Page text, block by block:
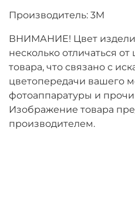
Производитель: 3M
ВНИМАНИЕ! Цвет
несколько отличаться
товара, что связано с
цветопередачи вашего
фотоаппаратуры и
Изображение товара
производителем.